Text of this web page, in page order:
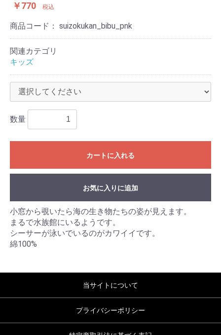
￥770 税込
商品コード： suizokukan_bibu_pnk
関連カテゴリ
キッズ
数量
カートに入れる
お気に入りに追加
小窓から覗いたら海の生き物たちの姿が見えます。
まるで水族館にいるようです。
シーサーが泳いでいるのがカワイイです。
綿100%
当サイトについて
プライバシーポリシー